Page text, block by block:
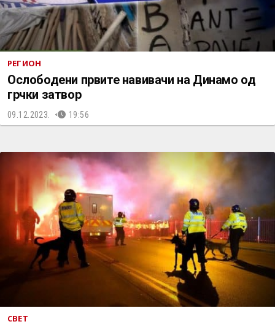
РЕГИОН
Ослободени првите навивачи на Динамо од
грчки затвор
09.12.2023. 19:56
СВЕТ